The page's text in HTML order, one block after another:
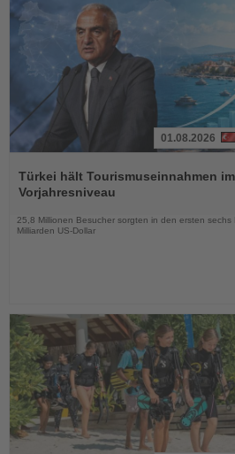
Sie
die
Nachrichten
01.08.2026
Türkei hält Tourismuseinnahmen
Vorjahresniveau
25,8 Millionen Besucher sorgten in den ersten
Milliarden US-Dollar